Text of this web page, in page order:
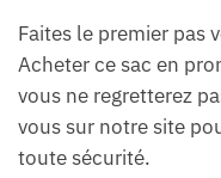
Faites le premier pas
Acheter ce sac en
vous ne regretterez
vous sur notre site
toute sécurité.